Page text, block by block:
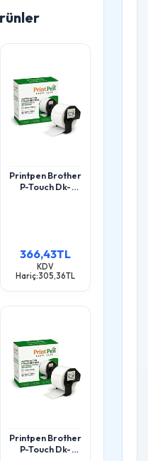
Printpen Brother
P-Touch Dk-
Ql550
366,43TL
KDV
Hariç:305,36TL
Printpen Brother
P-Touch Dk-